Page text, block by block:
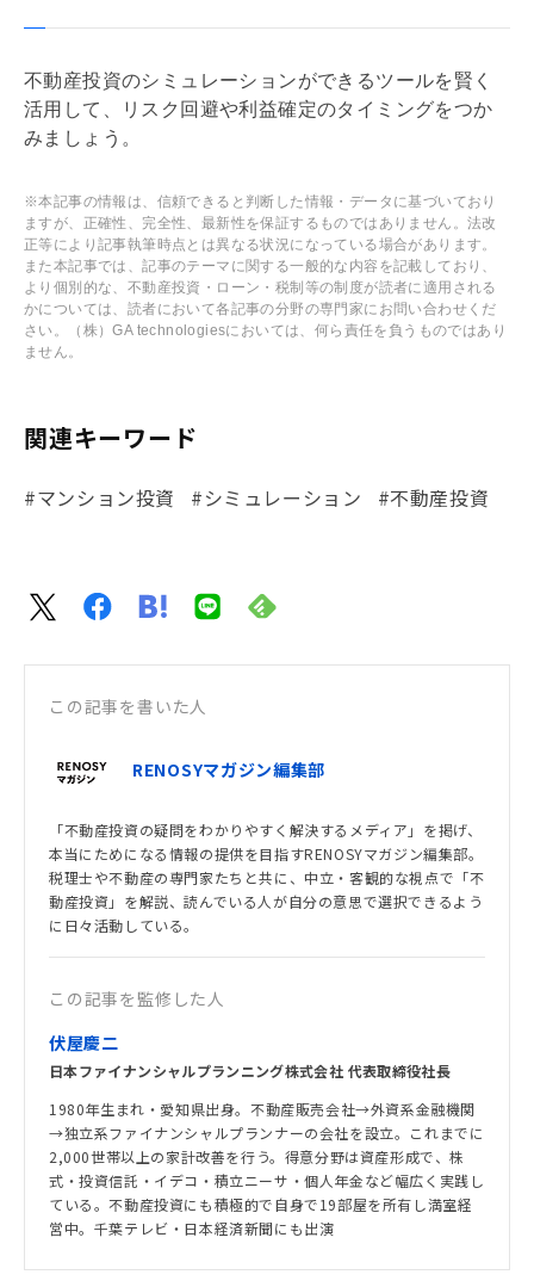
不動産投資のシミュレーションができるツールを賢く
活用して、リスク回避や利益確定のタイミングをつか
みましょう。
※本記事の情報は、信頼できると判断した情報・データに基づいており
ますが、正確性、完全性、最新性を保証するものではありません。法改
正等により記事執筆時点とは異なる状況になっている場合があります。
また本記事では、記事のテーマに関する一般的な内容を記載しており、
より個別的な、不動産投資・ローン・税制等の制度が読者に適用される
かについては、読者において各記事の分野の専門家にお問い合わせくだ
さい。（株）GA technologiesにおいては、何ら責任を負うものではあり
ません。
関連キーワード
#マンション投資 #シミュレーション #不動産投資
この記事を書いた人
RENOSYマガジン編集部
「不動産投資の疑問をわかりやすく解決するメディア」を掲げ、
本当にためになる情報の提供を目指すRENOSYマガジン編集部。
税理士や不動産の専門家たちと共に、中立・客観的な視点で「不
動産投資」を解説、読んでいる人が自分の意思で選択できるよう
に日々活動している。
この記事を監修した人
伏屋慶二
日本ファイナンシャルプランニング株式会社 代表取締役社長
1980年生まれ・愛知県出身。不動産販売会社→外資系金融機関
→独立系ファイナンシャルプランナーの会社を設立。これまでに
2,000世帯以上の家計改善を行う。得意分野は資産形成で、株
式・投資信託・イデコ・積立ニーサ・個人年金など幅広く実践し
ている。不動産投資にも積極的で自身で19部屋を所有し満室経
営中。千葉テレビ・日本経済新聞にも出演